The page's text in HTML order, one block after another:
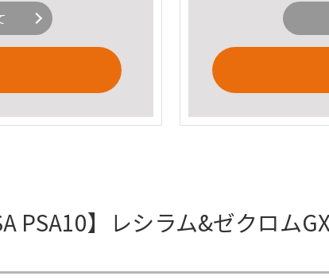
PSA10】レシラム&ゼクロム